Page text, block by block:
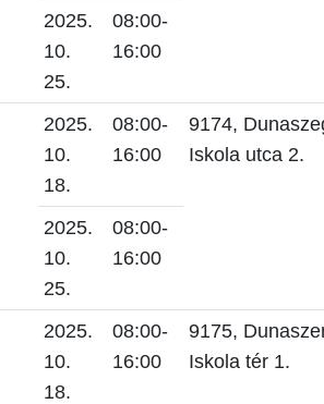
2025.
10.
25.
08:00-
16:00
2025.
10.
18.
08:00-
16:00
9174,
Iskola utca 2.
2025.
10.
25.
08:00-
16:00
2025.
10.
18.
08:00-
16:00
9175,
Iskola tér 1.